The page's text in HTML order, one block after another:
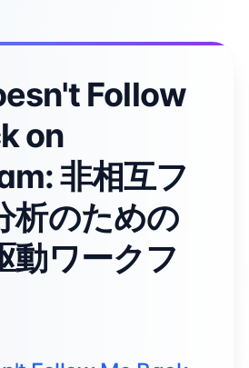
Follow
on
非相互フ
析のための
動ワークフ